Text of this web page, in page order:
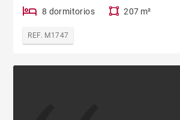
8 dormitorios 207 m²
REF. M1747